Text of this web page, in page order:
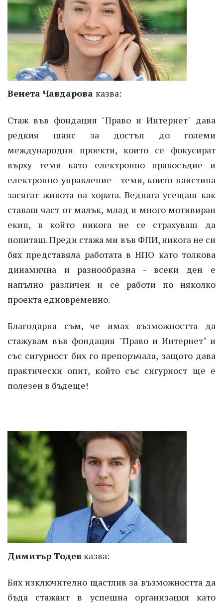
Венета Чавдарова казва:
Стаж във фондация "Право и Интернет" дава
редкия шанс за достъп до големи
международни проекти, които се фокусират
върху теми като електронно правосъдие и
електронно управление - теми, които наистина
засягат живота на хората. Веднага усещаш как
ставаш част от малък, млад и много мотивиран
екип, в който никога не се страхуваш да
попиташ. Преди стажа ми във ФПИ, никога не си
бях представяла работата в НПО като толкова
динамична и разнообразна - всеки ден е
напълно различен и се работи по няколко
проекта едновременно.
Благодарна съм, че имах възможността да
стажувам във фондация "Право и Интернет" и
със сигурност бих го препоръчала, защото дава
практически опит, който със сигурност ще е
полезен в бъдеще!
Димитър Тодев казва:
Бях изключително щастлив за възможността да
бъда стажант в успешна организация като